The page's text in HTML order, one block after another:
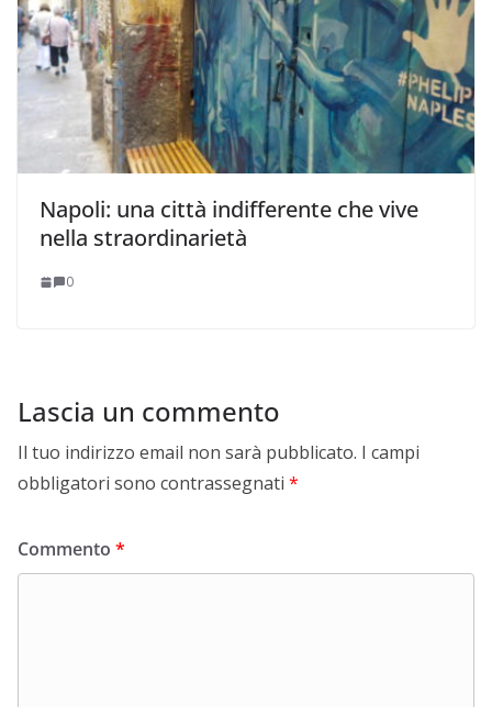
Napoli: una città indifferente che vive
nella straordinarietà
0
Lascia un commento
Il tuo indirizzo email non sarà pubblicato. I campi
obbligatori sono contrassegnati *
Commento *